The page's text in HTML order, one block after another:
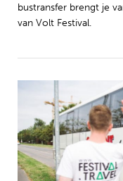
Inspiratie
Contact
Mijn
Nederlands
bustransfer brengt je
van Volt Festival.